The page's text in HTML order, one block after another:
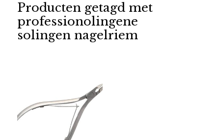
Producten getagd met
professionolingene
solingen nagelriem